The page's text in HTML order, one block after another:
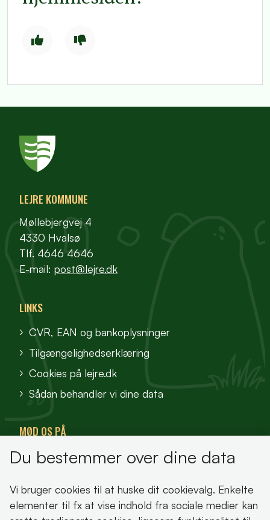
LEJRE KOMMUNE
Møllebjergvej 4
4330 Hvalsø
Tlf. 4646 4646
E-mail: post@lejre.dk
LINKS
CVR, EAN og bankoplysninger
Tilgængelighedserklæring
Cookies på lejre.dk
Sådan behandler vi dine data
MØD OS PÅ
VisitFjordlandet
Oplev Lejre
Du bestemmer over dine data
Vi bruger cookies til at huske dit cookievalg. Enkelte
elementer til fx at vise indhold fra sociale medier kan